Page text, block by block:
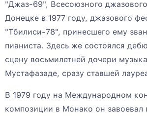
"Джаз-69", Всесоюзного
Донецке в 1977 году, джазового
"Тбилиси-78", принесшего ему
пианиста. Здесь же состоялся
сцену восьмилетней дочери
Мустафазаде, сразу ставшей
В 1979 году на Международном
композиции в Монако он